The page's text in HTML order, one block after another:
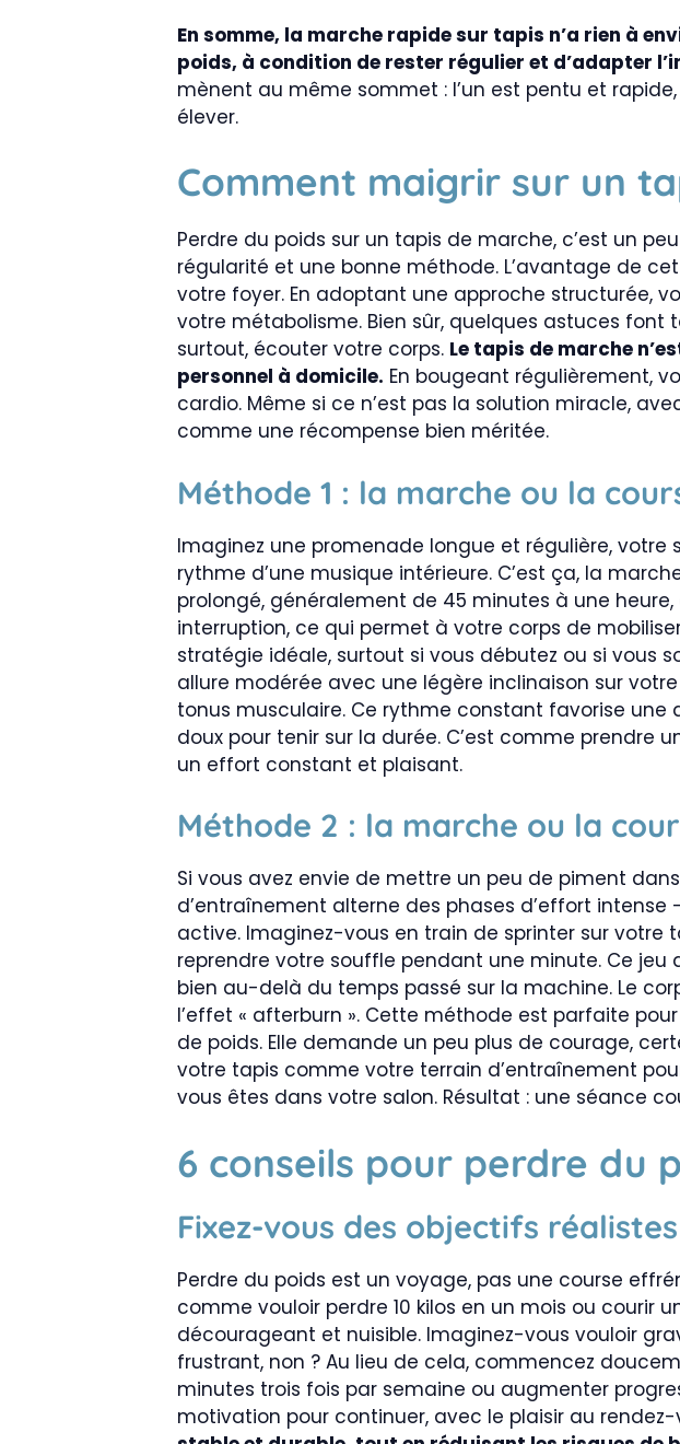
En somme, la marche rapide sur tapis n’a rien à
poids, à condition de rester régulier et d’adapter
mènent au même sommet : l’un est pentu et
élever.
Comment maigrir sur un
Perdre du poids sur un tapis de marche, c’est un
régularité et une bonne méthode. L’avantage de
votre foyer. En adoptant une approche structurée,
votre métabolisme. Bien sûr, quelques astuces font
surtout, écouter votre corps. Le tapis de marche
personnel à domicile. En bougeant régulièrement,
cardio. Même si ce n’est pas la solution miracle,
comme une récompense bien méritée.
Méthode 1 : la marche ou la
Imaginez une promenade longue et régulière,
rythme d’une musique intérieure. C’est ça, la
prolongé, généralement de 45 minutes à une
interruption, ce qui permet à votre corps de
stratégie idéale, surtout si vous débutez ou si vous
allure modérée avec une légère inclinaison sur
tonus musculaire. Ce rythme constant favorise
doux pour tenir sur la durée. C’est comme prendre
un effort constant et plaisant.
Méthode 2 : la marche ou la
Si vous avez envie de mettre un peu de piment
d’entraînement alterne des phases d’effort
active. Imaginez-vous en train de sprinter sur
reprendre votre souffle pendant une minute. Ce
bien au-delà du temps passé sur la machine. Le
l’effet « afterburn ». Cette méthode est parfaite
de poids. Elle demande un peu plus de courage,
votre tapis comme votre terrain d’entraînement
vous êtes dans votre salon. Résultat : une séance
6 conseils pour perdre du
Fixez-vous des objectifs réalistes
Perdre du poids est un voyage, pas une course
comme vouloir perdre 10 kilos en un mois ou courir
décourageant et nuisible. Imaginez-vous vouloir
frustrant, non ? Au lieu de cela, commencez
minutes trois fois par semaine ou augmenter
motivation pour continuer, avec le plaisir au